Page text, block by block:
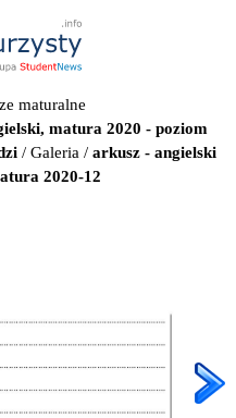
maturalne
matura 2020 - poziom
/ Galeria / arkusz - angielski
2020-12